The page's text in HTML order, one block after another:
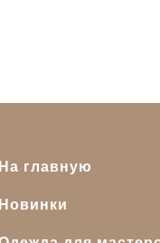
На главную
Новинки